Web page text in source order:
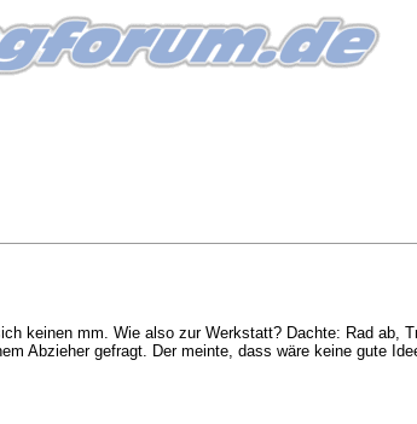
keinen mm. Wie also zur Werkstatt? Dachte: Rad ab,
Abzieher gefragt. Der meinte, dass wäre keine gute